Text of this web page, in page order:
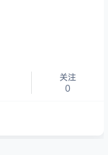
关注
0